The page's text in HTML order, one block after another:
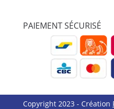
PAIEMENT SÉCURISÉ
Copyright 2023 - Création